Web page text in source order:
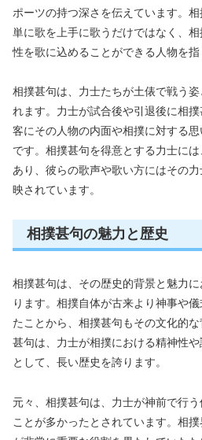
ポーツの持つ深さを伝えています。相
単に歌を上手に歌うだけではなく、
性を歌に込めることができる人物を指
相撲甚句は、力士たちが土俵で戦う
れます。力士が試合後や引退後に相
客にその人物の内面や相撲に対する
です。相撲甚句を得意とする力士に
あり、彼らの歌声や歌い方にはその
映されています。
相撲甚句の魅力と歴史
相撲甚句は、その歴史的背景と魅力
ります。相撲自体が古来より神事や
たことから、相撲甚句もその文化的
甚句は、力士が相撲における精神性
として、長い歴史を誇ります。
元々、相撲甚句は、力士が神前で行
ことが多かったとされています。相